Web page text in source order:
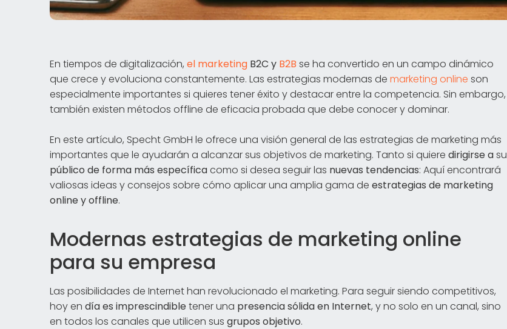
En tiempos de digitalización, el marketing B2C y B2B se ha convertido en un campo dinámico
que crece y evoluciona constantemente. Las estrategias modernas de marketing online son
especialmente importantes si quieres tener éxito y destacar entre la competencia. Sin embargo,
también existen métodos offline de eficacia probada que debe conocer y dominar.
En este artículo, Specht GmbH le ofrece una visión general de las estrategias de marketing más
importantes que le ayudarán a alcanzar sus objetivos de marketing. Tanto si quiere dirigirse asu
público de forma más específicacomo si desea seguir las nuevas tendencias: Aquí encontrará
valiosas ideas y consejos sobre cómo aplicar una amplia gama de estrategias de marketing
online y offline.
Modernas estrategias de marketing online
para su empresa
Las posibilidades de Internet han revolucionado el marketing. Para seguir siendo competitivos,
hoy en día es imprescindibletener una presencia sólida en Internet, y no solo en un canal, sino
en todos los canales que utilicen sus grupos objetivo.